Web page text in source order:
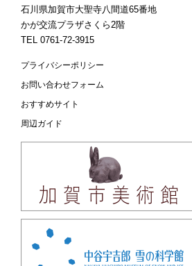
石川県加賀市大聖寺八間道65番地
かが交流プラザさくら2階
TEL 0761-72-3915
プライバシーポリシー
お問い合わせフォーム
おすすめサイト
周辺ガイド